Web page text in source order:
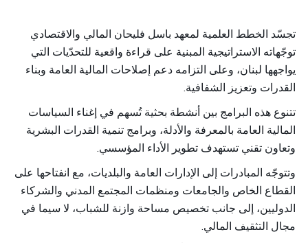
تجسّد الخطط العلمية لمعهد باسل فليحان المالي والاقتصادي
توجّهاته الاستراتيجية المبنية على قراءة واقعية للتحدّيات التي
يواجهها لبنان، وعلى التزامه دعم إصلاحات المالية العامة وبناء
القدرات وتعزيز الشفافية.
تتنوع هذه البرامج بين أنشطة بحثية تُسهم في إغناء السياسات
المالية العامة بالمعرفة والأدلة، وبرامج تنمية القدرات البشرية
وتعاون تقني تستهدف تطوير الأداء المؤسسي.
وتتوجّه المبادرات إلى الإدارات العامة والبلديات، مع انفتاحها على
القطاع الخاص والجامعات ومنظمات المجتمع المدني والشركاء
الدوليين، إلى جانب تخصيص مساحة وازنة للشباب، لا سيما في
مجال التثقيف المالي.